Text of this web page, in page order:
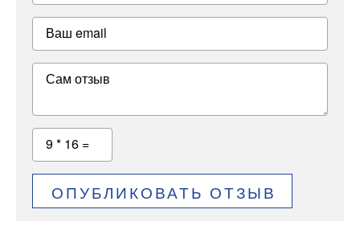
Ваш email
Сам отзыв
9 * 16 =
ОПУБЛИКОВАТЬ ОТЗЫВ